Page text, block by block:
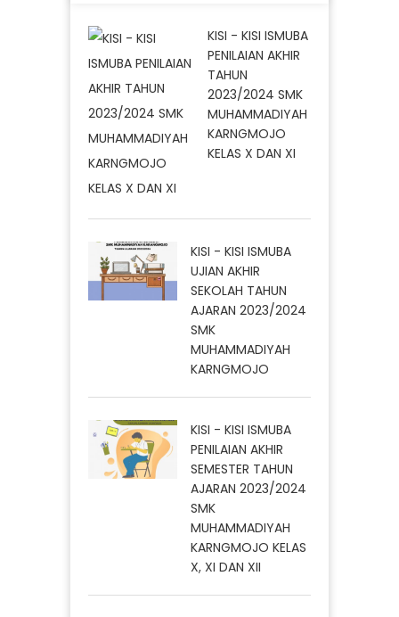
KISI - KISI ISMUBA
PENILAIAN AKHIR
TAHUN
2023/2024 SMK
MUHAMMADIYAH
KARNGMOJO
KELAS X DAN XI
KISI - KISI ISMUBA
UJIAN AKHIR
SEKOLAH TAHUN
AJARAN 2023/2024
SMK
MUHAMMADIYAH
KARNGMOJO
KISI - KISI ISMUBA
PENILAIAN AKHIR
SEMESTER TAHUN
AJARAN 2023/2024
SMK
MUHAMMADIYAH
KARNGMOJO KELAS
X, XI DAN XII